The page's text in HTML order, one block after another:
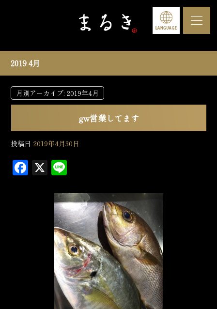
2019 4月
月別アーカイブ: 2019年4月
gw営業してます
投稿日 2019年4月30日
F
a
X
e